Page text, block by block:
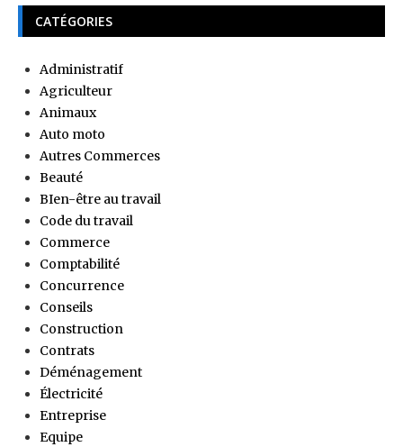
CATÉGORIES
Administratif
Agriculteur
Animaux
Auto moto
Autres Commerces
Beauté
BIen-être au travail
Code du travail
Commerce
Comptabilité
Concurrence
Conseils
Construction
Contrats
Déménagement
Électricité
Entreprise
Equipe